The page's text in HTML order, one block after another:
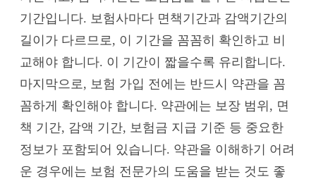
기간입니다. 보험사마다 면책기간과 감액기간의
길이가 다르므로, 이 기간을 꼼꼼히 확인하고 비
교해야 합니다. 이 기간이 짧을수록 유리합니다.
마지막으로, 보험 가입 전에는 반드시 약관을 꼼
꼼하게 확인해야 합니다. 약관에는 보장 범위, 면
책 기간, 감액 기간, 보험금 지급 기준 등 중요한
정보가 포함되어 있습니다. 약관을 이해하기 어려
운 경우에는 보험 전문가의 도움을 받는 것도 좋